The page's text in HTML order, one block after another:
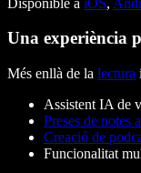
Una experiència
Més enllà de la lectura
Assistent IA de
Preses de notes
Creació de
Funcionalitat